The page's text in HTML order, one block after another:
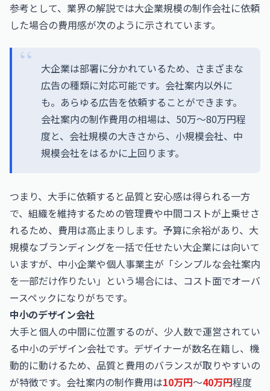
参考として、業界の解説では大企業規模の制作会社に依頼
した場合の費用感が次のように示されています。
大企業は部署に分かれているため、さまざまな
広告の種類に対応可能です。会社案内以外に
も。あらゆる広告を依頼することができます。
会社案内の制作費用の相場は、50万〜80万円程
度と、会社規模の大きさから、小規模会社、中
規模会社をはるかに上回ります。
つまり、大手に依頼すると品質と安心感は得られる一方
で、組織を維持するための管理費や中間コストが上乗せさ
れるため、費用は高止まりします。予算に余裕があり、大
規模なブランディングを一括で任せたい大企業には向いて
いますが、中小企業や個人事業主が「シンプルな会社案内
を一部だけ作りたい」という場合には、コスト面でオーバ
ースペックになりがちです。
中小のデザイン会社
大手と個人の中間に位置するのが、少人数で運営されてい
る中小のデザイン会社です。デザイナーが数名在籍し、機
動的に動けるため、品質と費用のバランスが取りやすいの
が特徴です。会社案内の制作費用は10万円〜40万円程度